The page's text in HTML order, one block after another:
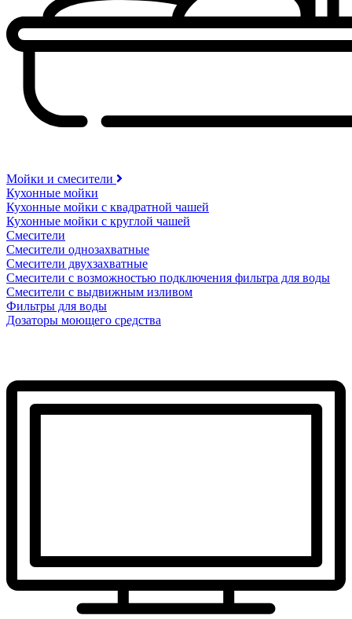
Мойки и смесители
Кухонные мойки
Кухонные мойки с квадратной чашей
Кухонные мойки с круглой чашей
Смесители
Смесители однозахватные
Смесители двухзахватные
Смесители с возможностью подключения фильтра для воды
Смесители с выдвижным изливом
Фильтры для воды
Дозаторы моющего средства